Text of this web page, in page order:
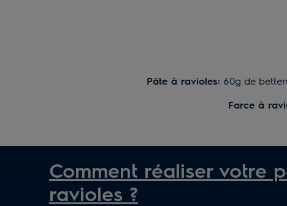
Pâte à ravioles: 60g de
Farce à
Comment réaliser votre
ravioles ?